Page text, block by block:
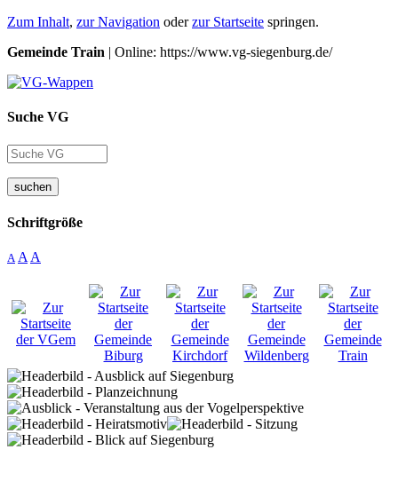
Zum Inhalt, zur Navigation oderzur Startseite springen.
Gemeinde Train | Online: https://www.vg-siegenburg.de/
Suche VG
suchen
Schriftgröße
A A A